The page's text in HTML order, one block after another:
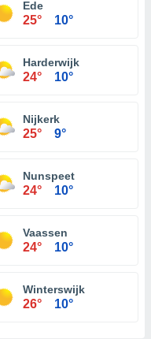
Ede
25° 10°
Harderwijk
24° 10°
Nijkerk
25° 9°
Nunspeet
24° 10°
Vaassen
24° 10°
Winterswijk
26° 10°